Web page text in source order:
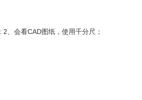
、会看CAD图纸，使用千分尺；